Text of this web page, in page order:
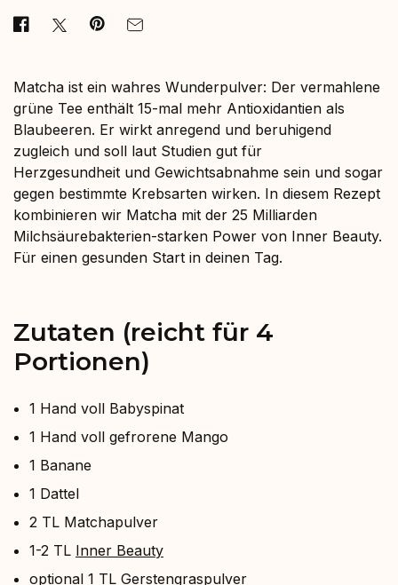
Matcha ist ein wahres Wunderpulver: Der vermahlene
grüne Tee enthält 15-mal mehr Antioxidantien als
Blaubeeren. Er wirkt anregend und beruhigend
zugleich und soll laut Studien gut für
Herzgesundheit und Gewichtsabnahme sein und sogar
gegen bestimmte Krebsarten wirken. In diesem Rezept
kombinieren wir Matcha mit der 25 Milliarden
Milchsäurebakterien-starken Power von Inner Beauty.
Für einen gesunden Start in deinen Tag.
Zutaten (reicht für 4
Portionen)
1 Hand voll Babyspinat⁠
1 Hand voll gefrorene Mango⁠
1 Banane⁠
1 Dattel⁠
2 TL Matchapulver⁠
1-2 TL Inner Beauty
optional 1 TL Gerstengraspulver ⁠